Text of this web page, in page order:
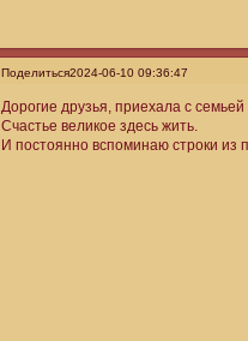
Поделиться2024-06-10 09:36:47
Дорогие друзья, приехала с
Счастье великое здесь жить.
И постоянно вспоминаю строки из